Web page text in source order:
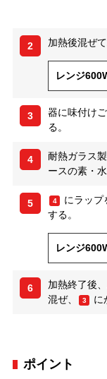
2 加熱後混ぜ
レンジ
3 器に味付け
る。
4
耐熱ガラス
ースの素・水
5 4 にラップ
する。
レンジ
6
加熱終了後
混ぜ、
3 に
ポイント